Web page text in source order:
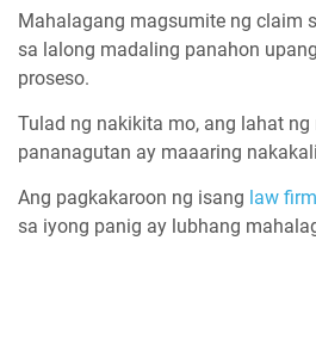
Mahalagang magsumite ng claim
sa lalong madaling panahon
proseso.
Tulad ng nakikita mo, ang lahat
pananagutan ay maaaring
Ang pagkakaroon ng isang law
sa iyong panig ay lubhang